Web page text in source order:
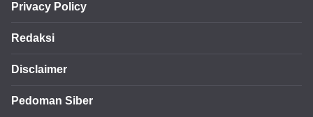
Privacy Policy
Redaksi
Disclaimer
Pedoman Siber